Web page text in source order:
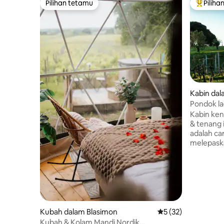
Pilihan tetamu
Pilihan tetamu
Kubah dalam Blasimon Penarafan purata 5
5 (32)
Pilihan
Kabin
Pondok
Kabin
& tenang
adalah